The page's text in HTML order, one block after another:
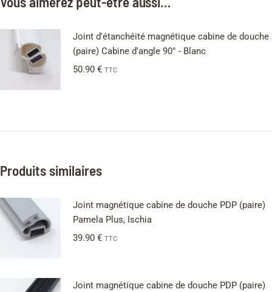
Joint d'étanchéité magnétique cabine de douche
(paire) Cabine d'angle 90° - Blanc
50.90 € TTC
Produits similaires
Joint magnétique cabine de douche PDP (paire)
Pamela Plus, Ischia
39.90 € TTC
Joint magnétique cabine de douche PDP (paire)